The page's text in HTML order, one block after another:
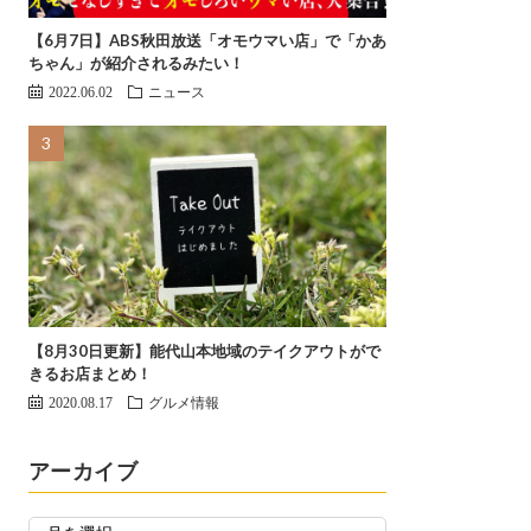
【6月7日】ABS秋田放送「オモウマい店」で「かあ
ちゃん」が紹介されるみたい！
2022.06.02 ニュース
【8月30日更新】能代山本地域のテイクアウトがで
きるお店まとめ！
2020.08.17 グルメ情報
アーカイブ